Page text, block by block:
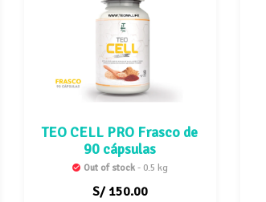
TEO CELL PRO Frasco de
90 cápsulas
Out of stock - 0.5 kg
S/150.00